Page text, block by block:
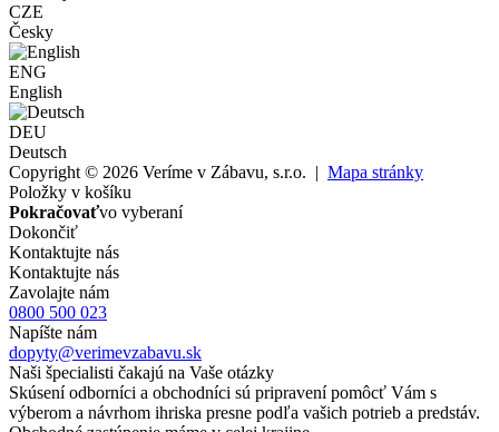
CZE
Česky
ENG
English
DEU
Deutsch
Copyright © 2026 Veríme v Zábavu, s.r.o. | Mapa stránky
Položky v košíku
Pokračovaťvo vyberaní
Dokončiť
Kontaktujte nás
Kontaktujte nás
Zavolajte nám
0800 500 023
Napíšte nám
dopyty@verimevzabavu.sk
Naši špecialisti čakajú na Vaše otázky
Skúsení odborníci a obchodníci sú pripravení pomôcť Vám s
výberom a návrhom ihriska presne podľa vašich potrieb a predstáv.